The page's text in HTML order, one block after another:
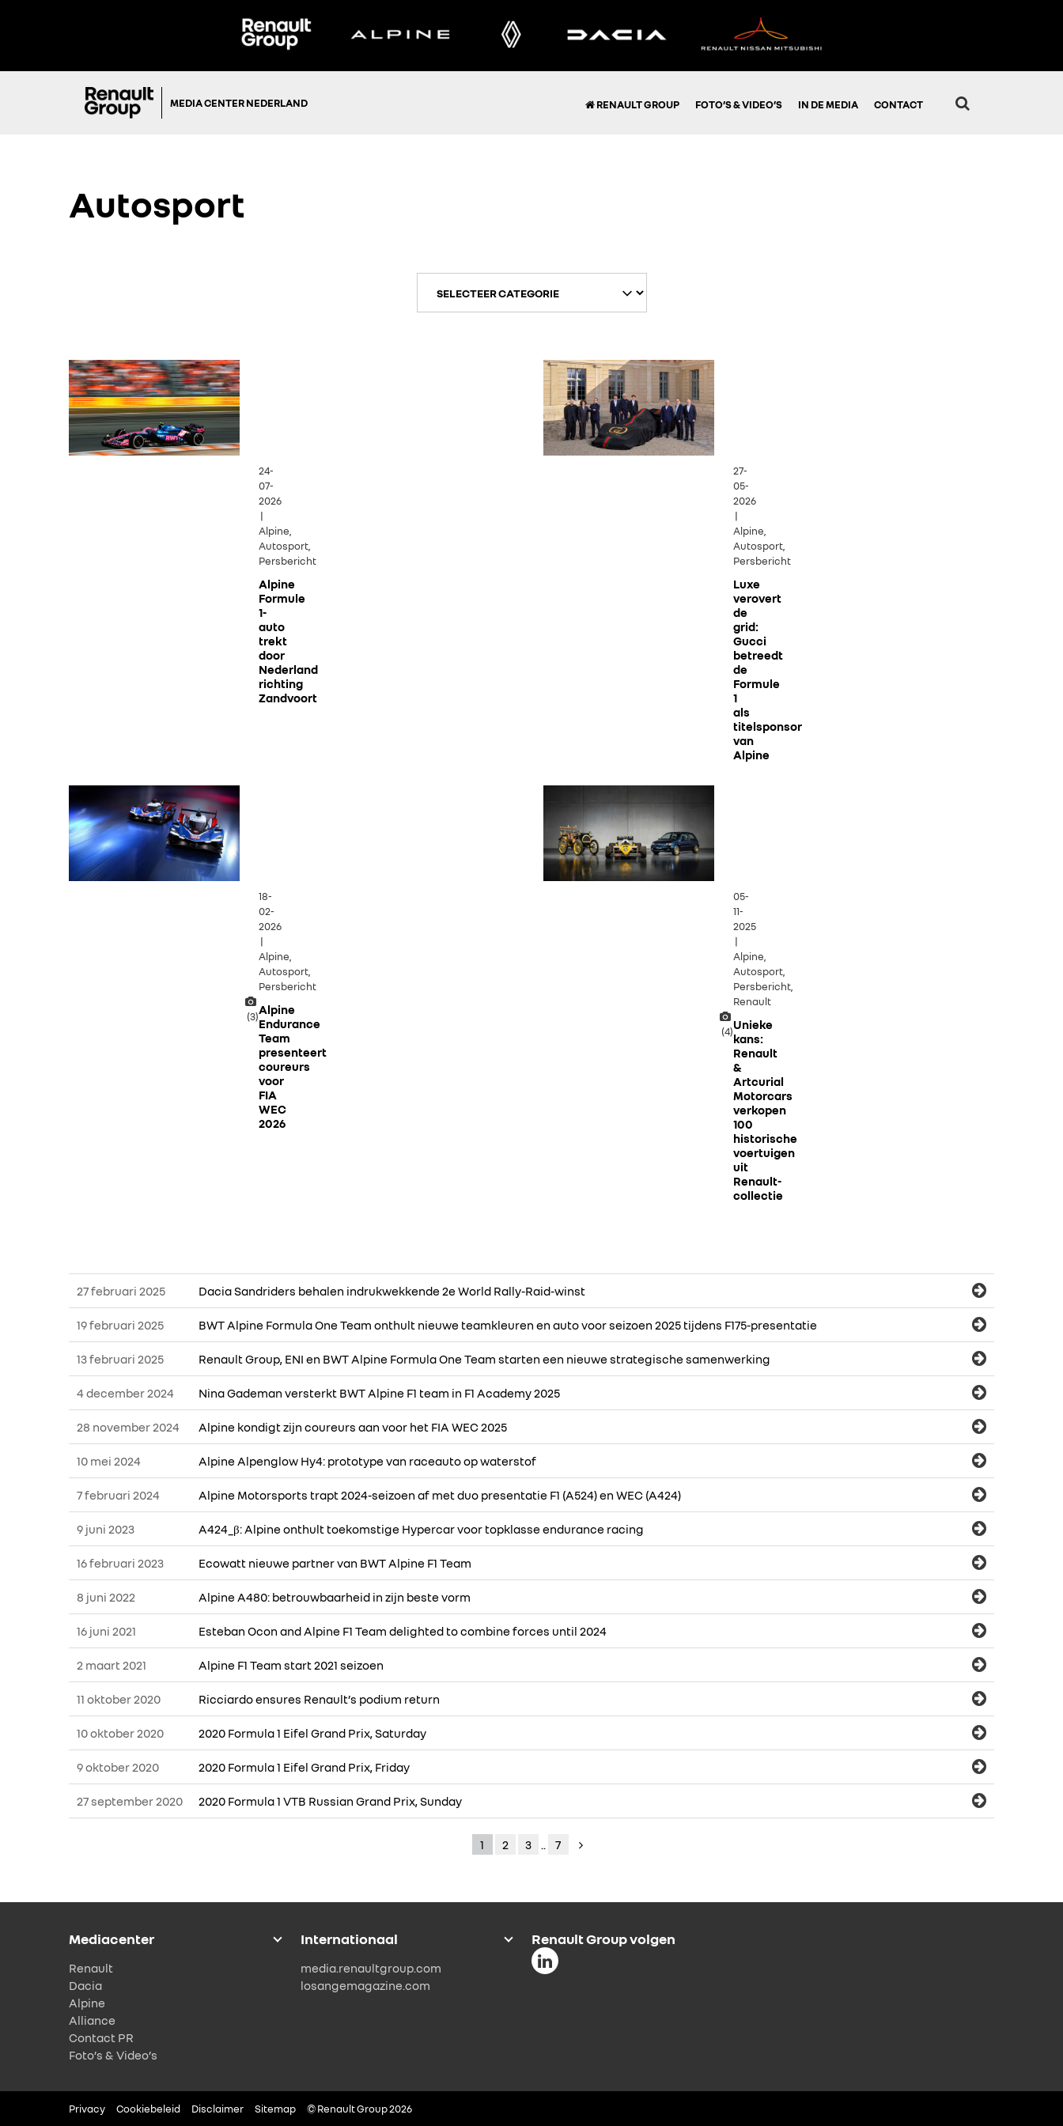
MEDIA CENTER NEDERLAND RENAULT GROUP FOTO’S & VIDEO’S IN DE MEDIA CONTACT
Autosport
24-
07-
2026
|
Alpine,
Autosport,
Persbericht
Alpine
Formule
1-
auto
trekt
door
Nederland
richting
Zandvoort
27-
05-
2026
|
Alpine,
Autosport,
Persbericht
Luxe
verovert
de
grid:
Gucci
betreedt
de
Formule
1
als
titelsponsor
van
Alpine
18-
02-
2026
|
Alpine,
Autosport,
Persbericht
(3)
Alpine
Endurance
Team
presenteert
coureurs
voor
FIA
WEC
2026
05-
11-
2025
|
Alpine,
Autosport,
Persbericht,
Renault
(4)
Unieke
kans:
Renault
&
Artcurial
Motorcars
verkopen
100
historische
voertuigen
uit
Renault-
collectie
27 februari 2025 Dacia Sandriders behalen indrukwekkende 2e World Rally-Raid-winst
19 februari 2025 BWT Alpine Formula One Team onthult nieuwe teamkleuren en auto voor seizoen 2025 tijdens F175-presentatie
13 februari 2025 Renault Group, ENI en BWT Alpine Formula One Team starten een nieuwe strategische samenwerking
4 december 2024 Nina Gademan versterkt BWT Alpine F1 team in F1 Academy 2025
28 november 2024 Alpine kondigt zijn coureurs aan voor het FIA WEC 2025
10 mei 2024 Alpine Alpenglow Hy4: prototype van raceauto op waterstof
7 februari 2024 Alpine Motorsports trapt 2024-seizoen af met duo presentatie F1 (A524) en WEC (A424)
9 juni 2023 A424_β: Alpine onthult toekomstige Hypercar voor topklasse endurance racing
16 februari 2023 Ecowatt nieuwe partner van BWT Alpine F1 Team
8 juni 2022 Alpine A480: betrouwbaarheid in zijn beste vorm
16 juni 2021 Esteban Ocon and Alpine F1 Team delighted to combine forces until 2024
2 maart 2021 Alpine F1 Team start 2021 seizoen
11 oktober 2020 Ricciardo ensures Renault’s podium return
10 oktober 2020 2020 Formula 1 Eifel Grand Prix, Saturday
9 oktober 2020 2020 Formula 1 Eifel Grand Prix, Friday
27 september 2020 2020 Formula 1 VTB Russian Grand Prix, Sunday
1 2 3 .. 7
Mediacenter
Renault
Dacia
Alpine
Alliance
Contact PR
Foto’s & Video’s
Internationaal
media.renaultgroup.com
losangemagazine.com
Renault Group volgen
Privacy Cookiebeleid Disclaimer Sitemap © Renault Group 2026